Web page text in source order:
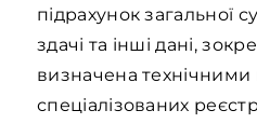
підрахунок загальної
здачі та інші дані,
визначена
спеціалізованих